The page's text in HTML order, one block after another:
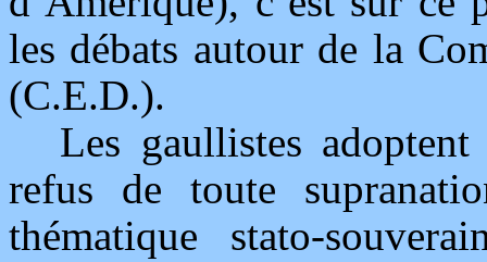
les débats autour de la
(C.E.D.).
Les gaullistes
refus de toute
thématique stato-